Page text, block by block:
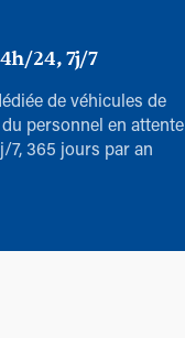
24, 7j/7
de véhicules de
du personnel en attente
7, 365 jours par an